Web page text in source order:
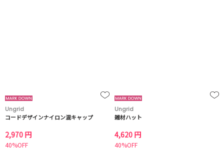
Ungrid
コードデザインナイロン混キャップ
2,970 円
40%OFF
Ungrid
雑材ハット
4,620 円
40%OFF